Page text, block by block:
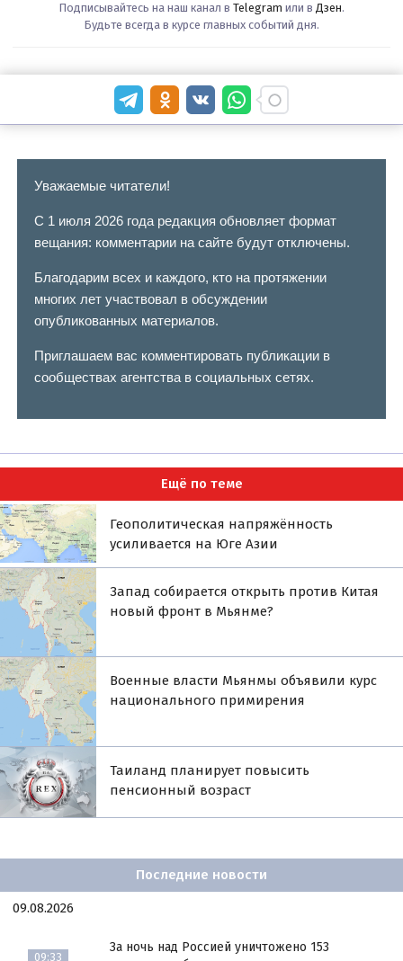
Подписывайтесь на наш канал в Telegram или в Дзен.
Будьте всегда в курсе главных событий дня.
Уважаемые читатели!
С 1 июля 2026 года редакция обновляет формат
вещания: комментарии на сайте будут отключены.
Благодарим всех и каждого, кто на протяжении
многих лет участвовал в обсуждении
опубликованных материалов.
Приглашаем вас комментировать публикации в
сообществах агентства в социальных сетях.
Ещё по теме
Геополитическая напряжённость
усиливается на Юге Азии
Запад собирается открыть против Китая
новый фронт в Мьянме?
Военные власти Мьянмы объявили курс
национального примирения
Таиланд планирует повысить
пенсионный возраст
Последние новости
09.08.2026
09:33
За ночь над Россией уничтожено 153